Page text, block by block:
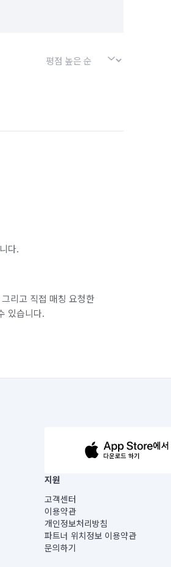
다.
리고 직접 매칭 요청한
있습니다.
지원
고객센터
이용약관
개인정보처리방침
파트너 위치정보 이용약관
문의하기